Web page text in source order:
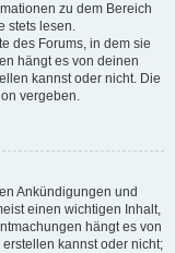
zu dem Bereich
stets lesen.
des Forums, in dem sie
hängt es von deinen
kannst oder nicht. Die
vergeben.
Ankündigungen und
einen wichtigen Inhalt,
hängt es von
kannst oder nicht;